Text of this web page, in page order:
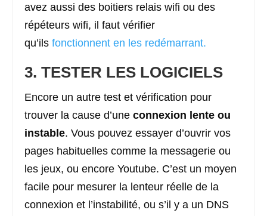
avez aussi des boitiers relais wifi ou des
répéteurs wifi, il faut vérifier
qu’ils fonctionnent en les redémarrant.
3. TESTER LES LOGICIELS
Encore un autre test et vérification pour
trouver la cause d’une connexion lente ou
instable. Vous pouvez essayer d’ouvrir vos
pages habituelles comme la messagerie ou
les jeux, ou encore Youtube. C’est un moyen
facile pour mesurer la lenteur réelle de la
connexion et l’instabilité, ou s’il y a un DNS